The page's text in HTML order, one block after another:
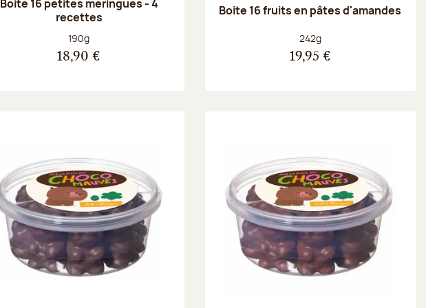
Boite 16 petites meringues - 4
recettes
Poids net :
190g
18,90 €
Boite 16 fruits en pâtes d'amandes
Poids net :
242g
19,95 €